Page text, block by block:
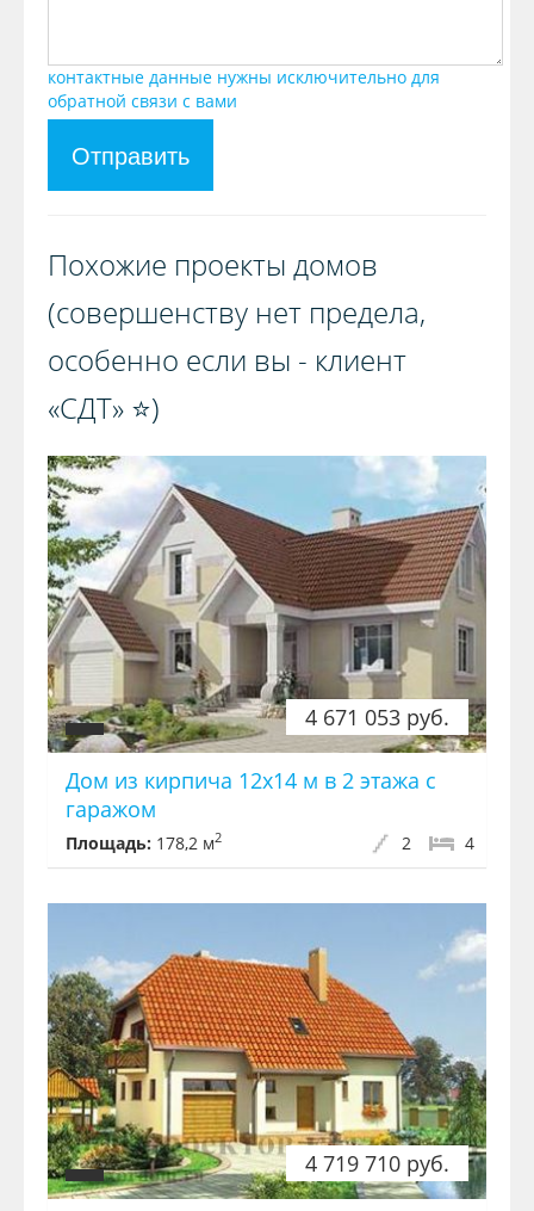
контактные данные нужны исключительно для
обратной связи с вами
Отправить
Похожие проекты домов
(совершенству нет предела,
особенно если вы - клиент
«СДТ» ⭐️)️
4 671 053 руб.
Дом из кирпича 12х14 м в 2 этажа с
гаражом
Площадь: 178,2 м2 4
2
4 719 710 руб.